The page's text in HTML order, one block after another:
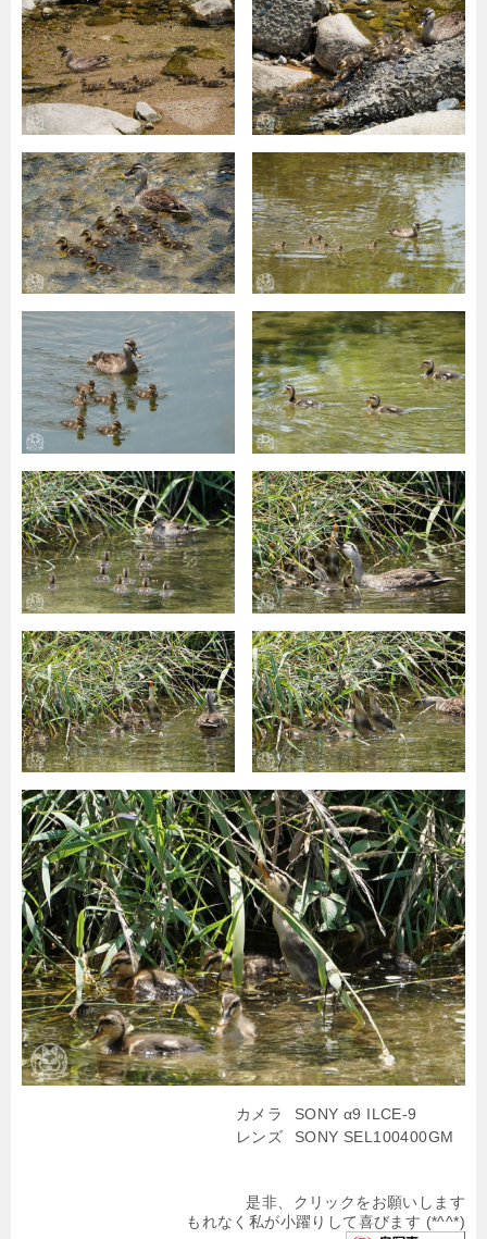
カメラ
SONY α9 ILCE-9
レンズ
SONY SEL100400GM
是非、クリックをお願いします
もれなく私が小躍りして喜びます (*^^*)